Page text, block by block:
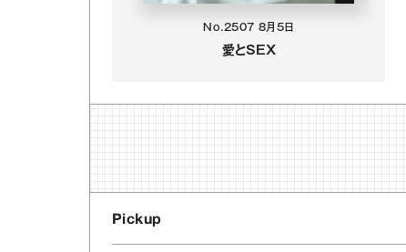
No.2507 8月5日
愛とSEX
Pickup